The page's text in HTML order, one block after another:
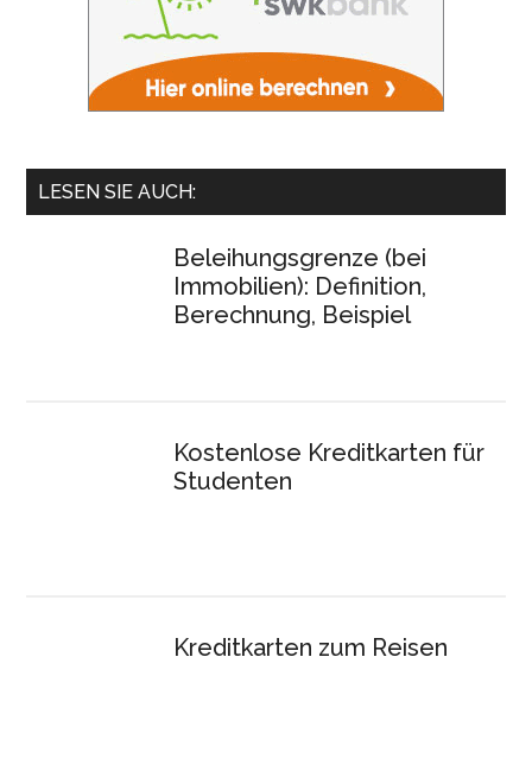
LESEN SIE AUCH:
Beleihungsgrenze (bei
Immobilien): Definition,
Berechnung, Beispiel
Kostenlose Kreditkarten für
Studenten
Kreditkarten zum Reisen